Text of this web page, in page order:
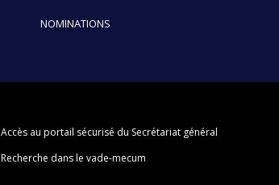
NOMINATIONS
Accès au portail sécurisé du Secrétariat général
Recherche dans le vade-mecum